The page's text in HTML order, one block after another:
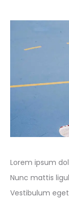
Lorem ipsum
Nunc mattis
Vestibulum